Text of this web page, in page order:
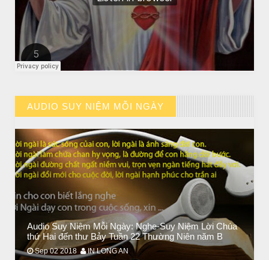
AUDIO SUY NIỆM MỖI NGÀY
// VIEW MORE BY AUDIO SUY NIỆM MỖI NGÀY
Audio Suy Niệm Mỗi Ngày: Nghe-Suy Niệm Lời Chúa
thứ Hai đến thư Bảy Tuần 22 Thường Niên năm B
Sep 02 2018 IN LONG AN
CHUYỆN Ý NGHĨA
Chuyen Y Nghia: Thien Chua Luon Tha Thu
BÀI NỔI BẬT
HẠT GIỐNG TÂM HỒN